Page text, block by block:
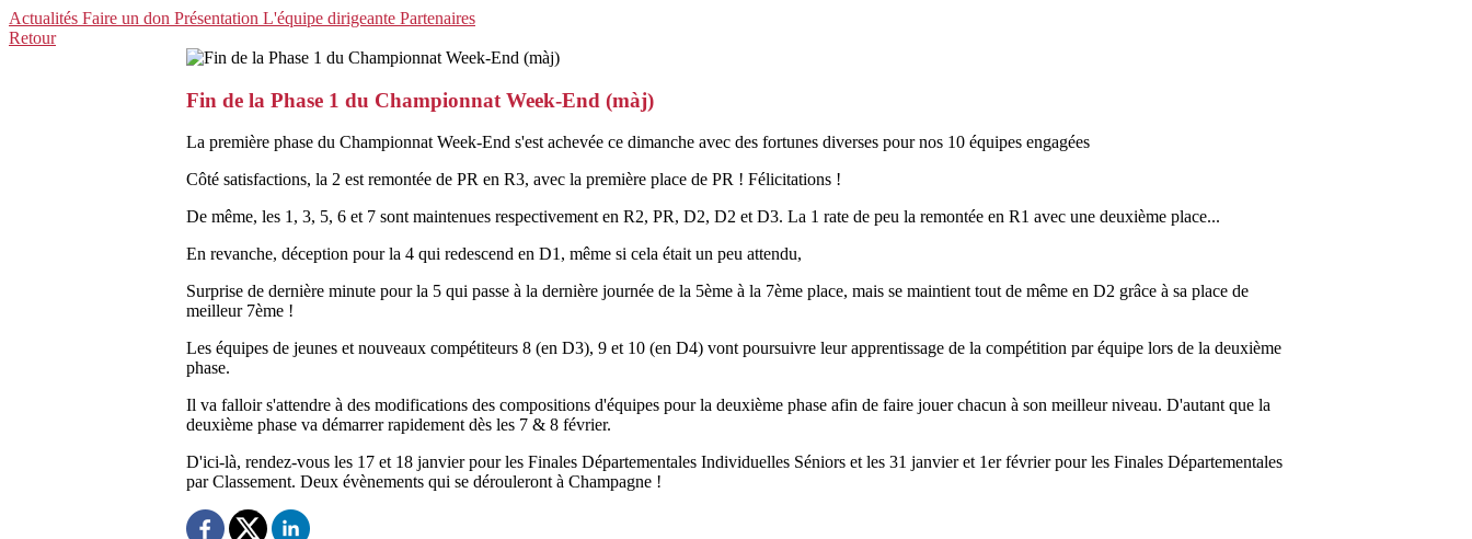
Actualités Faire un don Présentation L'équipe dirigeante Partenaires
Retour
Fin de la Phase 1 du Championnat Week-End (màj)
La première phase du Championnat Week-End s'est achevée ce dimanche avec des fortunes diverses pour nos 10 équipes engagées
Côté satisfactions, la 2 est remontée de PR en R3, avec la première place de PR ! Félicitations !
De même, les 1, 3, 5, 6 et 7 sont maintenues respectivement en R2, PR, D2, D2 et D3. La 1 rate de peu la remontée en R1 avec une deuxième place...
En revanche, déception pour la 4 qui redescend en D1, même si cela était un peu attendu,
Surprise de dernière minute pour la 5 qui passe à la dernière journée de la 5ème à la 7ème place, mais se maintient tout de même en D2 grâce à sa place de
meilleur 7ème !
Les équipes de jeunes et nouveaux compétiteurs 8 (en D3), 9 et 10 (en D4) vont poursuivre leur apprentissage de la compétition par équipe lors de la deuxième
phase.
Il va falloir s'attendre à des modifications des compositions d'équipes pour la deuxième phase afin de faire jouer chacun à son meilleur niveau. D'autant que la
deuxième phase va démarrer rapidement dès les 7 & 8 février.
D'ici-là, rendez-vous les 17 et 18 janvier pour les Finales Départementales Individuelles Séniors et les 31 janvier et 1er février pour les Finales Départementales
par Classement. Deux évènements qui se dérouleront à Champagne !